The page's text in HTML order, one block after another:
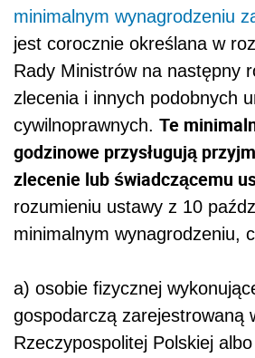
minimalnym wynagrodzeniu
jest corocznie określana w
Rady Ministrów na następny
zlecenia i innych podobnych
cywilnoprawnych. Te
godzinowe przysługują
zlecenie lub świadczącemu
rozumieniu ustawy z 10
minimalnym wynagrodzeniu,
a) osobie fizycznej
gospodarczą zarejestrowaną
Rzeczypospolitej Polskiej